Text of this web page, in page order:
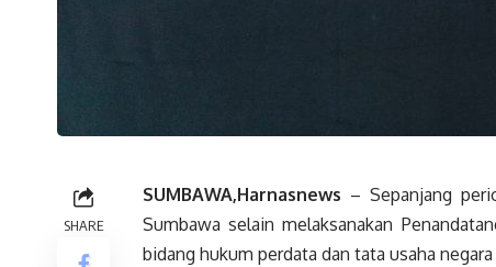
SHARE
SUMBAWA,Harnasnews – Sepanjang
Sumbawa selain melaksanakan
bidang hukum perdata dan tata usaha